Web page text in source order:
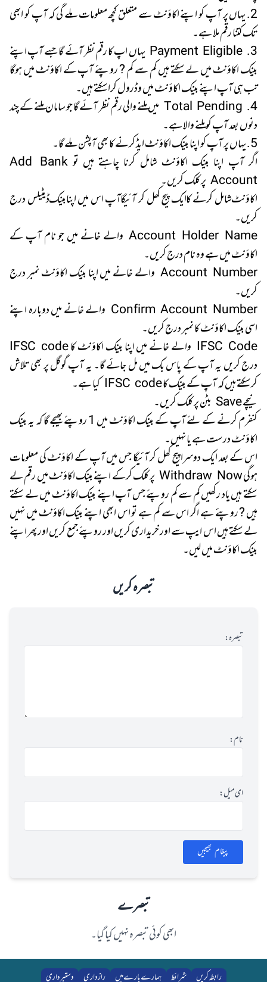
2. یہاں پر آپ کو اپنے اکاؤنٹ سے متعلق کچھ معلومات ملے گی کہ آپ کو ابھی
تک کتنا رقم ملا ہے۔
3. Payment Eligible یہاں اپ کا رقم نظر آئے گا جسے آپ اپنے
بینک اکاؤنٹ میں لے سکتے ہیں کم سے کم ? روپئے آپ کے اکاؤنٹ میں ہوگا
تب ہی آپ اپنے بینک اکاؤنٹ میں وڈرول کراسکتے ہیں۔
4. Total Pending میں ملنے والی رقم نظر آئے گا جو سامان ملنے کے چند
دنوں بعد آپ کو ملنے والا ہے۔
5. یہاں پر آپ کو اپنا بینک اکاؤنٹ ایڈ کرنے کا بھی آپشن ملے گا۔
اگر آپ اپنا بینک اکاؤنٹ شامل کرنا چاہتے ہیں تو Add Bank
Account پر کلک کریں۔
اکاؤنٹ شامل کرنے کا ایک پیج کھل کر آئیگا آپ اس میں اپنابینک ڈیٹیلس درج
کریں۔
Account Holder Name والے خانے میں جو نام آپ کے
اکاؤنٹ میں ہے وہ نام درج کریں۔
Account Number والے خانے میں اپنا بینک اکاؤنٹ نمبر درج
کریں۔
Confirm Account Number والے خانے میں دوبارہ اپنے
اسی بینک اکاؤنٹ کا نمبر درج کریں۔
IFSC Code والے خانے میں اپنا بینک اکاؤنٹ کا IFSC code
درج کریں یہ آپ کے پاس بک میں مل جائے گا۔ یہ آپ گوگل پر بھی تلاش
کرسکتے ہیں کہ آپ کے بینک کا IFSC code کیا ہے۔
نیچے Save بٹن پر کلک کریں۔
کنفرم کرنے کے لئے آپ کے بینک اکاؤنٹ میں 1 روپئے بھیجے گا کہ یہ بینک
اکاؤنٹ درست ہے یا نہیں۔
اس کے بعد ایک دوسرا پیج کھل کر آئیگا جس میں آپ کے اکاؤنٹ کی معلومات
ہوگی Withdraw Now پر کلک کرکے اپنے بینک اکاؤنٹ میں رقم لے
سکتے ہیں یاد رکھیں کم سے کم روپئے جس آپ اپنے بینک اکاؤنٹ میں لے سکتے
ہیں ? روپئے ہے اگر اس سے کم ہے تو اس ابھی اپنے بینک اکاؤنٹ میں نہیں
لے سکتے ہیں اس ایپ سے اور خریداری کریں اور روپئے جمع کریں اور پھر اپنے
بینک اکاؤنٹ میں لیں۔
تبصرہ کریں
تبصرہ:
نام:
ای میل:
پیغام بھیجیں
تبصرے
ابھی کوئی تبصرہ نہیں کیا گیا۔
رابطہ کریں شرائط ہمارے بارے میں رازداری دستبرداری